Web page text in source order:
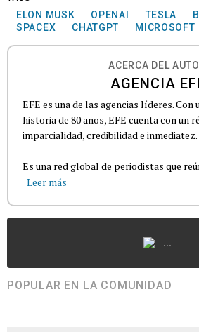
ELON MUSK OPENAI TESLA
SPACEX
CHATGPT MICROSOFT
ACERCA DEL
AGENCIA
EFE es una de las agencias líderes. Con
historia de 80 años, EFE cuenta con un
imparcialidad, credibilidad e inmediatez.
Es una red global de periodistas que
Leer más
...
POPULAR EN LA COMUNIDAD